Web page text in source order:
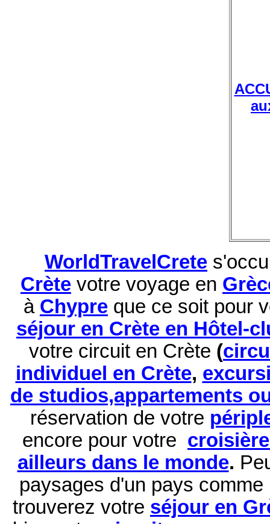
WorldTravelCrete
Crète votre voyage en
à Chypre que ce soit pour
séjour en Crète en Hôtel-
votre circuit en Crète (
individuel en Crète,
de studios,appartements
réservation de votre
encore pour votre
ailleurs dans le monde.
paysages d'un pays
trouverez votre séjour en